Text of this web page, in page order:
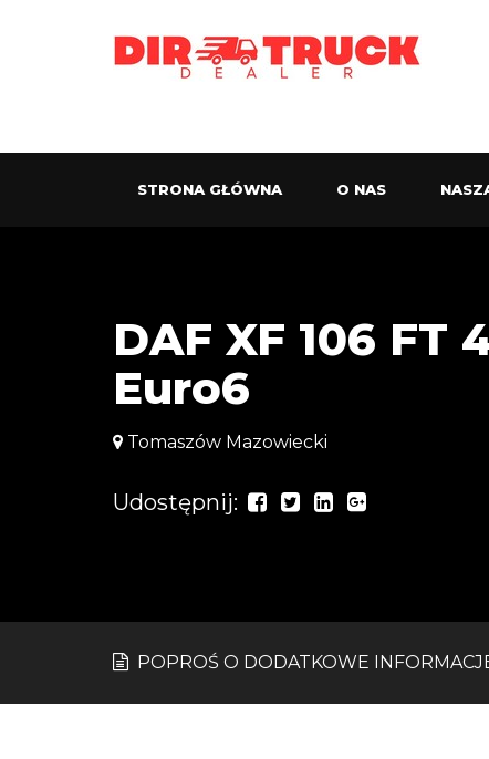
STRONA GŁÓWNA O NAS
DAF XF 106 FT
Euro6
Tomaszów Mazowiecki
Udostępnij:
POPROŚ O DODATKOWE